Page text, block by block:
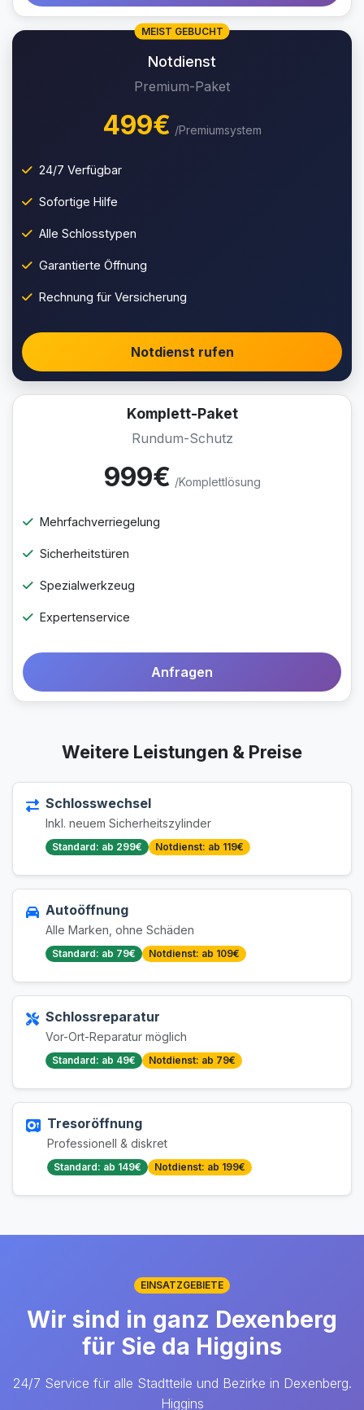
MEIST GEBUCHT
Notdienst
Premium-Paket
499€ /Premiumsystem
24/7 Verfügbar
Sofortige Hilfe
Alle Schlosstypen
Garantierte Öffnung
Rechnung für Versicherung
Notdienst rufen
Komplett-Paket
Rundum-Schutz
999€ /Komplettlösung
Mehrfachverriegelung
Sicherheitstüren
Spezialwerkzeug
Expertenservice
Anfragen
Weitere Leistungen & Preise
Schlosswechsel
Inkl. neuem Sicherheitszylinder
Standard: ab 299€ Notdienst: ab 119€
Autoöffnung
Alle Marken, ohne Schäden
Standard: ab 79€ Notdienst: ab 109€
Schlossreparatur
Vor-Ort-Reparatur möglich
Standard: ab 49€ Notdienst: ab 79€
Tresoröffnung
Professionell & diskret
Standard: ab 149€ Notdienst: ab 199€
EINSATZGEBIETE
Wir sind in ganz Dexenberg
für Sie da Higgins
24/7 Service für alle Stadtteile und Bezirke in Dexenberg.
Higgins